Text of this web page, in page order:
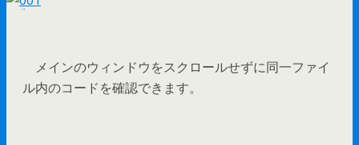
メインのウィンドウをスクロールせずに同一ファイ
ル内のコードを確認できます。